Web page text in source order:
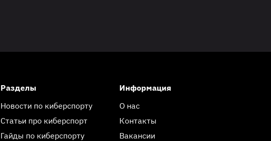
Разделы
Новости по киберспорту
Статьи про киберспорт
Гайды по киберспорту
Информация
О нас
Контакты
Вакансии